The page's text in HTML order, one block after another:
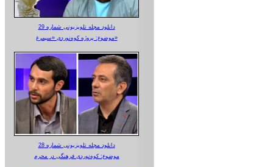
دانلود مجله تلویزیونی شماره 29
موضوع: پروژه کوه‌نوردی «سیمرغ»
دانلود مجله تلویزیونی شماره 28
موضوع: کوه‌نوردی فرهنگی در محرم